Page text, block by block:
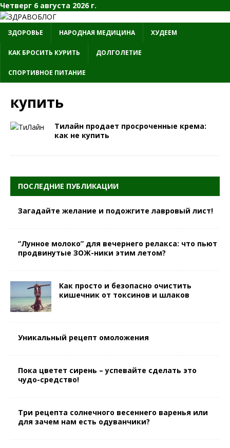
Четверг 6 августа 2026 г.
ЗДОРОВЬЕ НАРОДНАЯ МЕДИЦИНА ХУДЕЕМ
КАК БРОСИТЬ КУРИТЬ ДОЛГОЛЕТИЕ
СПОРТИВНОЕ ПИТАНИЕ
купить
Тилайн продает просроченные крема:
как не купить
ПОСЛЕДНИЕ ПУБЛИКАЦИИ
Загадайте желание и подожгите лавровый лист!
“Лунное молоко” для вечернего релакса: что пьют
продвинутые ЗОЖ-ники этим летом?
Как просто и безопасно очистить
кишечник от токсинов и шлаков
Уникальный рецепт омоложения
Пока цветет сирень – успевайте сделать это
чудо-средство!
Три рецепта солнечного весеннего варенья или
для зачем нам есть одуванчики?